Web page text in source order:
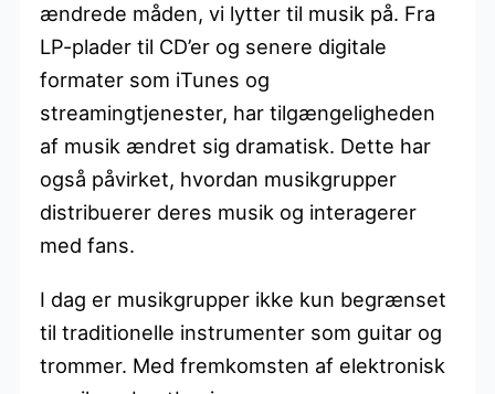
ændrede måden, vi lytter til musik på. Fra
LP-plader til CD’er og senere digitale
formater som iTunes og
streamingtjenester, har tilgængeligheden
af musik ændret sig dramatisk. Dette har
også påvirket, hvordan musikgrupper
distribuerer deres musik og interagerer
med fans.
I dag er musikgrupper ikke kun begrænset
til traditionelle instrumenter som guitar og
trommer. Med fremkomsten af elektronisk